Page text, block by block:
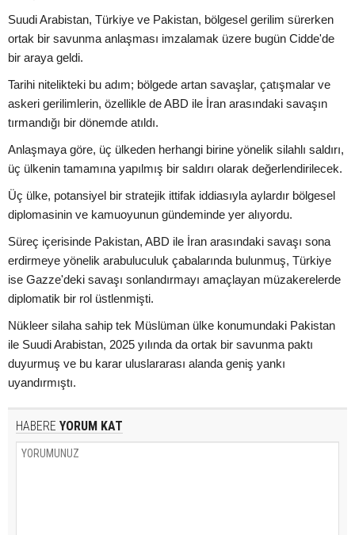
Suudi Arabistan, Türkiye ve Pakistan, bölgesel gerilim sürerken
ortak bir savunma anlaşması imzalamak üzere bugün Cidde'de
bir araya geldi.
Tarihi nitelikteki bu adım; bölgede artan savaşlar, çatışmalar ve
askeri gerilimlerin, özellikle de ABD ile İran arasındaki savaşın
tırmandığı bir dönemde atıldı.
Anlaşmaya göre, üç ülkeden herhangi birine yönelik silahlı saldırı,
üç ülkenin tamamına yapılmış bir saldırı olarak değerlendirilecek.
Üç ülke, potansiyel bir stratejik ittifak iddiasıyla aylardır bölgesel
diplomasinin ve kamuoyunun gündeminde yer alıyordu.
Süreç içerisinde Pakistan, ABD ile İran arasındaki savaşı sona
erdirmeye yönelik arabuluculuk çabalarında bulunmuş, Türkiye
ise Gazze'deki savaşı sonlandırmayı amaçlayan müzakerelerde
diplomatik bir rol üstlenmişti.
Nükleer silaha sahip tek Müslüman ülke konumundaki Pakistan
ile Suudi Arabistan, 2025 yılında da ortak bir savunma paktı
duyurmuş ve bu karar uluslararası alanda geniş yankı
uyandırmıştı.
HABERE YORUM KAT